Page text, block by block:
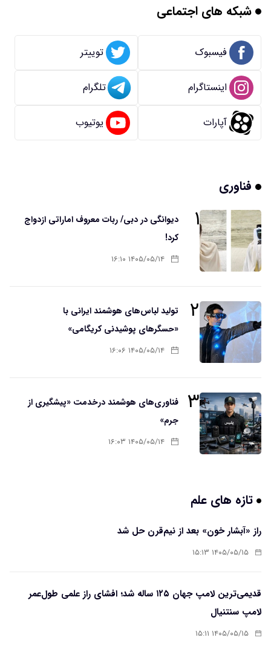
شبکه های اجتماعی
فیسبوک توییتر
اینستاگرام تلگرام
آپارات یوتیوب
فناوری
۱
دیوانگی در دبی/ ربات معروف اماراتی ازدواج
کرد!
۱۴۰۵/۰۵/۱۴ ۱۶:۱۰
۲
تولید لباس‌های هوشمند ایرانی با
«حسگرهای پوشیدنی کریگامی»
۱۴۰۵/۰۵/۱۴ ۱۶:۰۶
۳
فناوری‌های هوشمند درخدمت «پیشگیری از
جرم»
۱۴۰۵/۰۵/۱۴ ۱۶:۰۳
تازه های علم
راز «آبشار خون» بعد از نیم‌قرن حل شد
۱۴۰۵/۰۵/۱۵ ۱۵:۱۳
قدیمی‌ترین لامپ جهان ۱۲۵ ساله شد؛ افشای راز علمی طول‌عمر
لامپ سنتنیال
۱۴۰۵/۰۵/۱۵ ۱۵:۱۱